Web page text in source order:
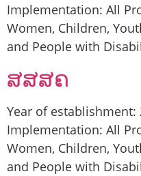
Implementation: All
Women, Children,
and People with
ສສສຄ
Year of establishment:
Implementation: All
Women, Children,
and People with